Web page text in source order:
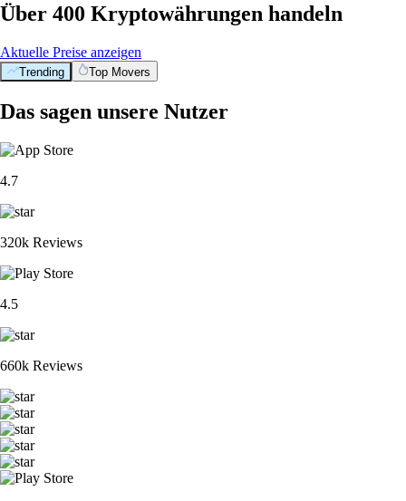
Über 400 Kryptowährungen handeln
Aktuelle Preise anzeigen
Trending Top Movers
Das sagen unsere Nutzer
4.7
320k Reviews
4.5
660k Reviews